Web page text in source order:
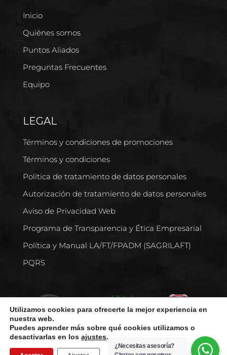
Inicio
Quiénes somos
Puntos Aliados
Preguntas Frecuentes
Equipo
LEGAL
Términos y condiciones de promociones
Términos y condiciones
Política de tratamiento de datos personales
Autorización de tratamiento de datos personales
Aviso de Privacidad Web
Programa de Transparencia y Ética Empresarial
Política y Manual LA/FT/FPADM (SAGRILAFT)
PQRS
Utilizamos cookies para ofrecerte la mejor experiencia en
nuestra web.
Puedes aprender más sobre qué cookies utilizamos o
desactivarlas en los ajustes.
¿Necesitas asesoría?